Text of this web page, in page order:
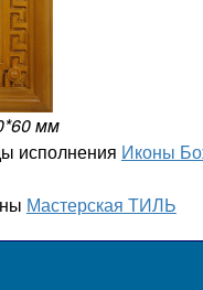
мм
исполнения Иконы
Мастерская ТИЛЬ